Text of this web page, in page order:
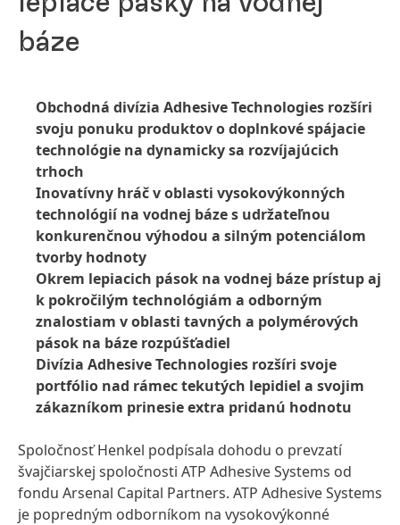
báze
Obchodná divízia Adhesive Technologies rozšíri
svoju ponuku produktov o doplnkové spájacie
technológie na dynamicky sa rozvíjajúcich
trhoch
Inovatívny hráč v oblasti vysokovýkonných
technológií na vodnej báze s udržateľnou
konkurenčnou výhodou a silným potenciálom
tvorby hodnoty
Okrem lepiacich pások na vodnej báze prístup aj
k pokročilým technológiám a odborným
znalostiam v oblasti tavných a polymérových
pások na báze rozpúšťadiel
Divízia Adhesive Technologies rozšíri svoje
portfólio nad rámec tekutých lepidiel a svojim
zákazníkom prinesie extra pridanú hodnotu
Spoločnosť Henkel podpísala dohodu o prevzatí
švajčiarskej spoločnosti ATP Adhesive Systems od
fondu Arsenal Capital Partners. ATP Adhesive Systems
je popredným odborníkom na vysokovýkonné